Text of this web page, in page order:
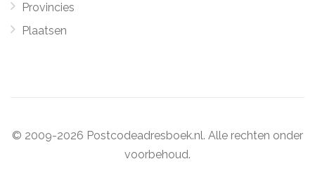
Provincies
Plaatsen
© 2009-2026 Postcodeadresboek.nl. Alle rechten onder
voorbehoud.